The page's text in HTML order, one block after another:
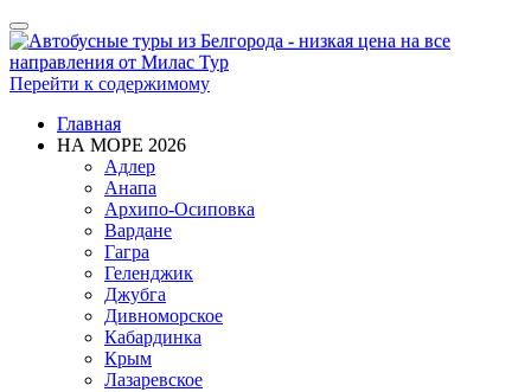
Показать/
Скрыть
навигацию
Перейти к содержимому
Главная
НА МОРЕ 2026
Адлер
Анапа
Архипо-Осиповка
Вардане
Гагра
Геленджик
Джубга
Дивноморское
Кабардинка
Крым
Лазаревское